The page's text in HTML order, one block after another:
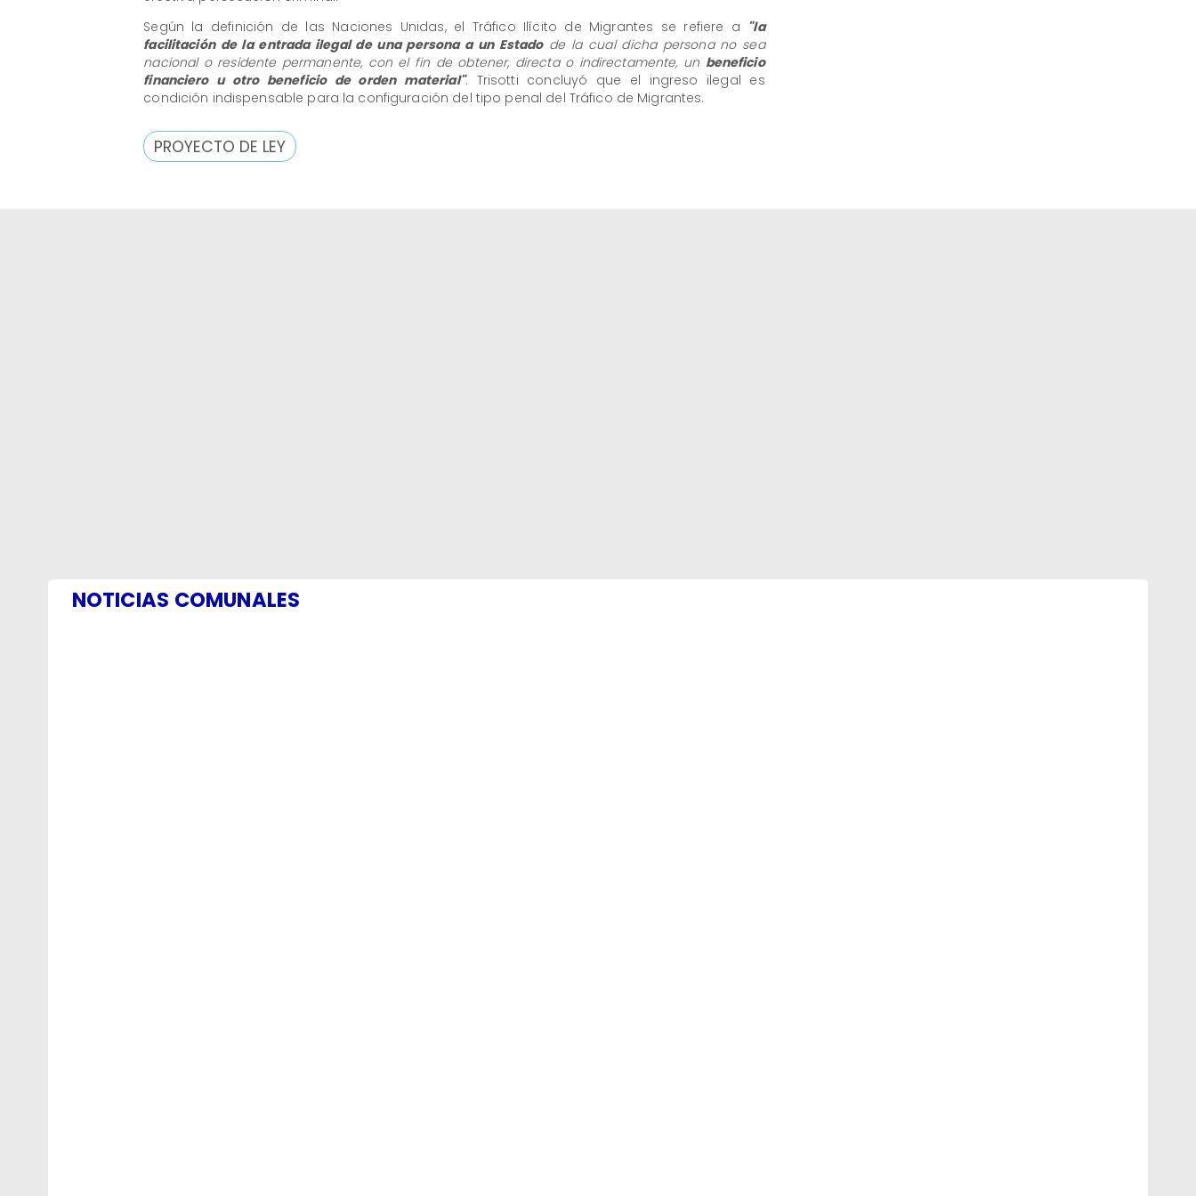
Según la definición de las Naciones Unidas, el Tráfico Ilícito de Migrantes se refiere a "la
facilitación de la entrada ilegal de una persona a un Estadode la cual dicha persona no sea
nacional o residente permanente, con el fin de obtener, directa o indirectamente, un beneficio
financiero u otro beneficio de orden material". Trisotti concluyó que el ingreso ilegal es
condición indispensable para la configuración del tipo penal del Tráfico de Migrantes.
PROYECTO DE LEY
NOTICIAS COMUNALES